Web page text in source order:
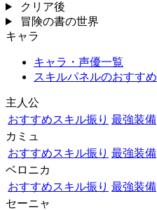
クリア後
冒険の書の世界
キャラ
キャラ・声優一覧
スキルパネルのおすすめ
主人公
おすすめスキル振り 最強装備
カミュ
おすすめスキル振り 最強装備
ベロニカ
おすすめスキル振り 最強装備
セーニャ